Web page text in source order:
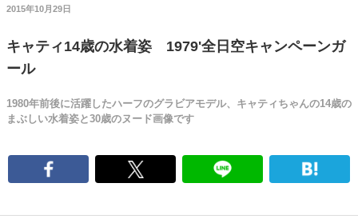
2015年10月29日
キャティ14歳の水着姿 1979'全日空キャンペーンガ
ール
1980年前後に活躍したハーフのグラビアモデル、キャティちゃんの14歳の
まぶしい水着姿と30歳のヌード画像です